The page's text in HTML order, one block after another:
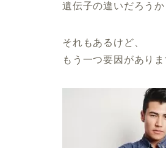
遺伝子の違いだろうか
それもあるけど、
もう一つ要因がありま